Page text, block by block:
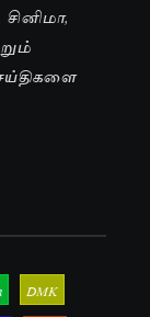
DMK